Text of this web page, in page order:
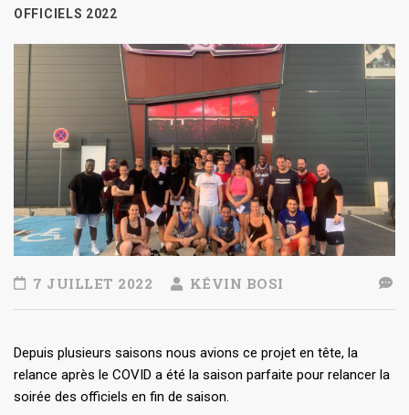
OFFICIELS 2022
7 JUILLET 2022 KÉVIN BOSI
Depuis plusieurs saisons nous avions ce projet en tête, la
relance après le COVID a été la saison parfaite pour relancer la
soirée des officiels en fin de saison.